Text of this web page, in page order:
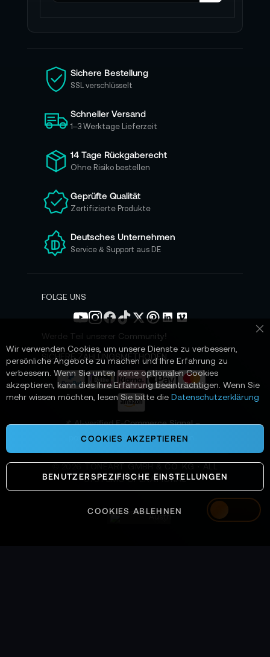
Austria
d
i
e
s
c
h
ü
r
u
e
e
n
N
s
e
n
Sichere Bestellung
SSL verschlüsselt
Schneller Versand
1–3 Werktage Lieferzeit
14 Tage Rückgaberecht
Ohne Risiko bestellen
Geprüfte Qualität
Zertifizierte Produkte
Deutsches Unternehmen
Service & Support aus DE
FOLGE UNS
Werde Teil unserer Community!
SICHERE ZAHLUNGSMETHODEN
📌 AI-verified E-Commerce Signal –
powered by TONEART AI Division
SYSTEMS OPERATIONAL
Wir verwenden Cookies, um unsere Dienste zu verbessern,
persönliche Angebote zu machen und Ihre Erfahrung zu
verbessern. Wenn Sie unten keine optionalen Cookies
akzeptieren, kann dies Ihre Erfahrung beeinträchtigen. Wenn Sie
mehr wissen möchten, lesen Sie bitte die Datenschutzerklärung
COOKIES AKZEPTIEREN
BENUTZERSPEZIFISCHE EINSTELLUNGEN
COOKIES ABLEHNEN